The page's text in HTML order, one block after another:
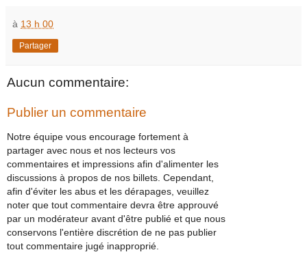
à 13 h 00
Partager
Aucun commentaire:
Publier un commentaire
Notre équipe vous encourage fortement à
partager avec nous et nos lecteurs vos
commentaires et impressions afin d'alimenter les
discussions à propos de nos billets. Cependant,
afin d'éviter les abus et les dérapages, veuillez
noter que tout commentaire devra être approuvé
par un modérateur avant d'être publié et que nous
conservons l'entière discrétion de ne pas publier
tout commentaire jugé inapproprié.